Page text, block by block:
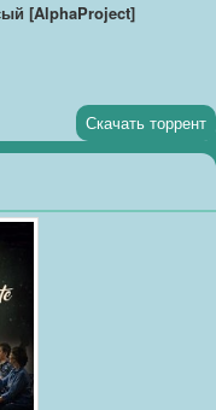
[AlphaProject]
Скачать торрент